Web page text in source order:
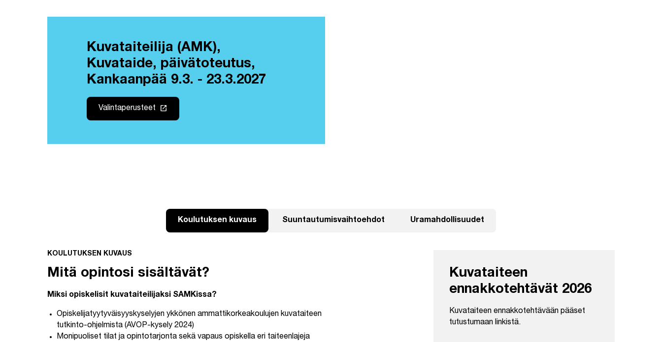
Kuvataiteilija (AMK),
Kuvataide, päivätoteutus,
Kankaanpää 9.3. - 23.3.2027
Valintaperusteet launch
Koulutuksen kuvaus Suuntautumisvaihtoehdot Uramahdollisuudet
KOULUTUKSEN KUVAUS
Mitä opintosi sisältävät?
Miksi opiskelisit kuvataiteilijaksi SAMKissa?
Opiskelijatyytyväisyyskyselyjen ykkönen ammattikorkeakoulujen kuvataiteen
tutkinto-ohjelmista (AVOP-kysely 2024)
Monipuoliset tilat ja opintotarjonta sekä vapaus opiskella eri taiteenlajeja
Kuvataiteen
ennakkotehtävät 2026
Kuvataiteen ennakkotehtävään pääset
tutustumaan linkistä.